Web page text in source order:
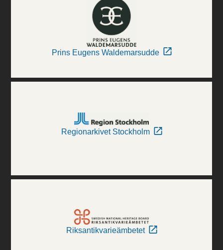
Prins Eugens Waldemarsudde
Regionarkivet Stockholm
Riksantikvarieämbetet